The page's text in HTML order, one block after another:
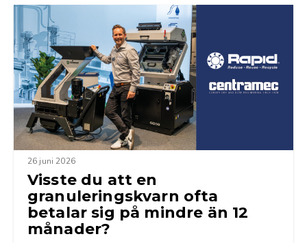
26 juni 2026
Visste du att en
granuleringskvarn ofta
betalar sig på mindre än 12
månader?